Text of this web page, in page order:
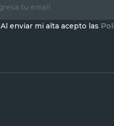
Al enviar mi alta acepto las